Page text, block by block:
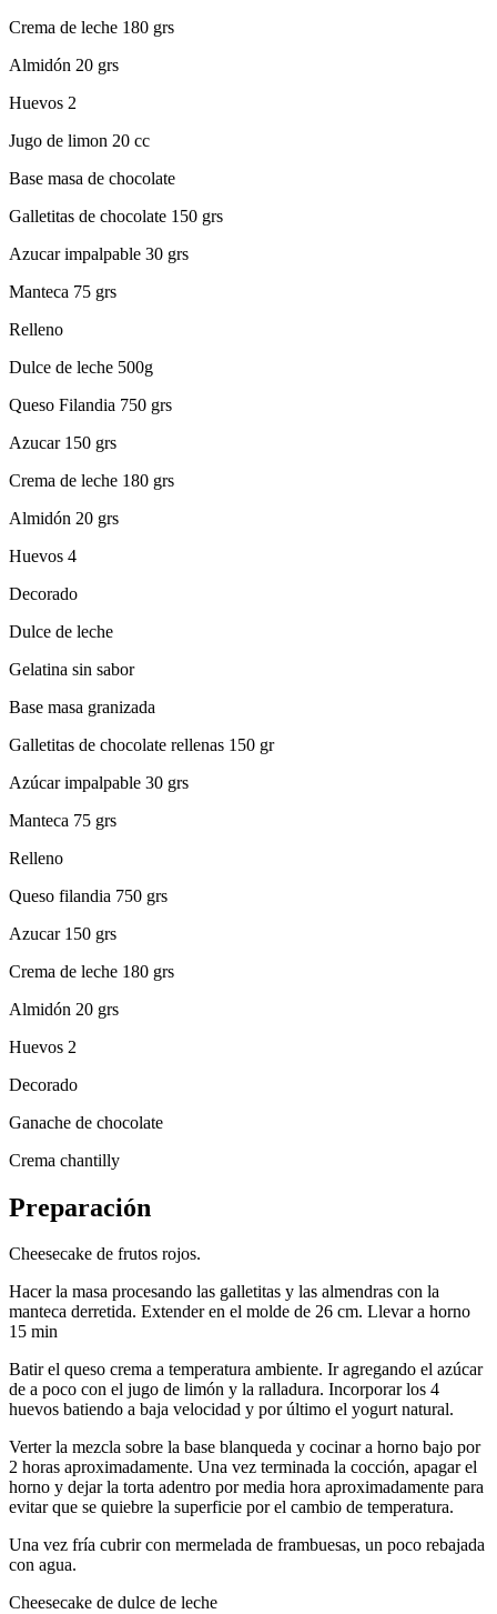
Crema de leche 180 grs
Almidón 20 grs
Huevos 2
Jugo de limon 20 cc
Base masa de chocolate
Galletitas de chocolate 150 grs
Azucar impalpable 30 grs
Manteca 75 grs
Relleno
Dulce de leche 500g
Queso Filandia 750 grs
Azucar 150 grs
Crema de leche 180 grs
Almidón 20 grs
Huevos 4
Decorado
Dulce de leche
Gelatina sin sabor
Base masa granizada
Galletitas de chocolate rellenas 150 gr
Azúcar impalpable 30 grs
Manteca 75 grs
Relleno
Queso filandia 750 grs
Azucar 150 grs
Crema de leche 180 grs
Almidón 20 grs
Huevos 2
Decorado
Ganache de chocolate
Crema chantilly
Preparación
Cheesecake de frutos rojos.
Hacer la masa procesando las galletitas y las almendras con la
manteca derretida. Extender en el molde de 26 cm. Llevar a horno
15 min
Batir el queso crema a temperatura ambiente. Ir agregando el azúcar
de a poco con el jugo de limón y la ralladura. Incorporar los 4
huevos batiendo a baja velocidad y por último el yogurt natural.
Verter la mezcla sobre la base blanqueda y cocinar a horno bajo por
2 horas aproximadamente. Una vez terminada la cocción, apagar el
horno y dejar la torta adentro por media hora aproximadamente para
evitar que se quiebre la superficie por el cambio de temperatura.
Una vez fría cubrir con mermelada de frambuesas, un poco rebajada
con agua.
Cheesecake de dulce de leche